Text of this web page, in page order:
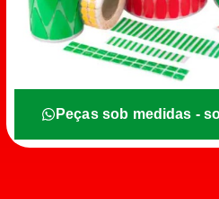
Peças sob medidas -